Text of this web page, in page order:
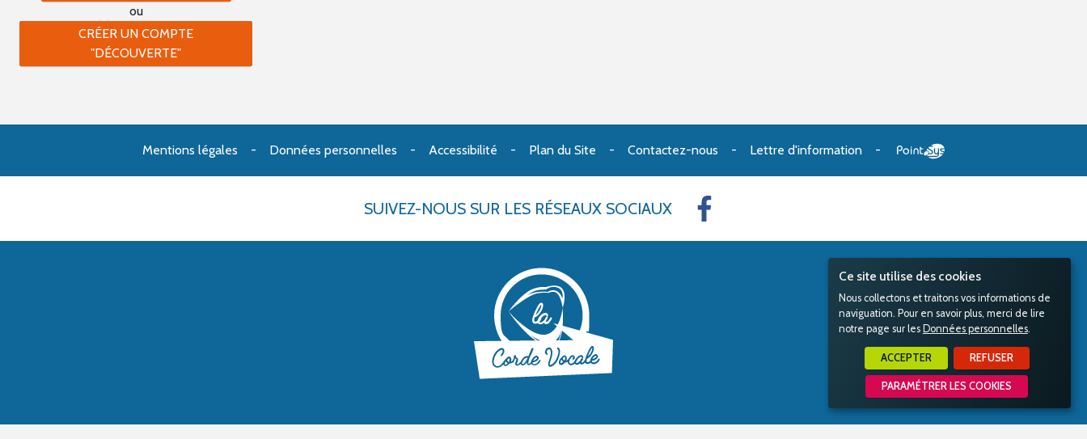
Ce site utilise des cookies
Nous collectons et traitons vos informations de
naviguation. Pour en savoir plus, merci de lire
notre page sur les Données personnelles.
ACCEPTER REFUSER
PARAMÉTRER LES COOKIES
ou
CRÉER UN COMPTE
"DÉCOUVERTE"
Mentions légales Données personnelles Accessibilité Plan du Site Contactez-nous Lettre d'information
SUIVEZ-NOUS SUR LES RÉSEAUX SOCIAUX